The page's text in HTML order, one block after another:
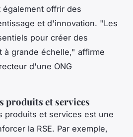
également offrir des
et d'innovation. "Les
pour créer des
à grande échelle," affirme
d'une ONG
produits et services
produits et services est une
la RSE. Par exemple,